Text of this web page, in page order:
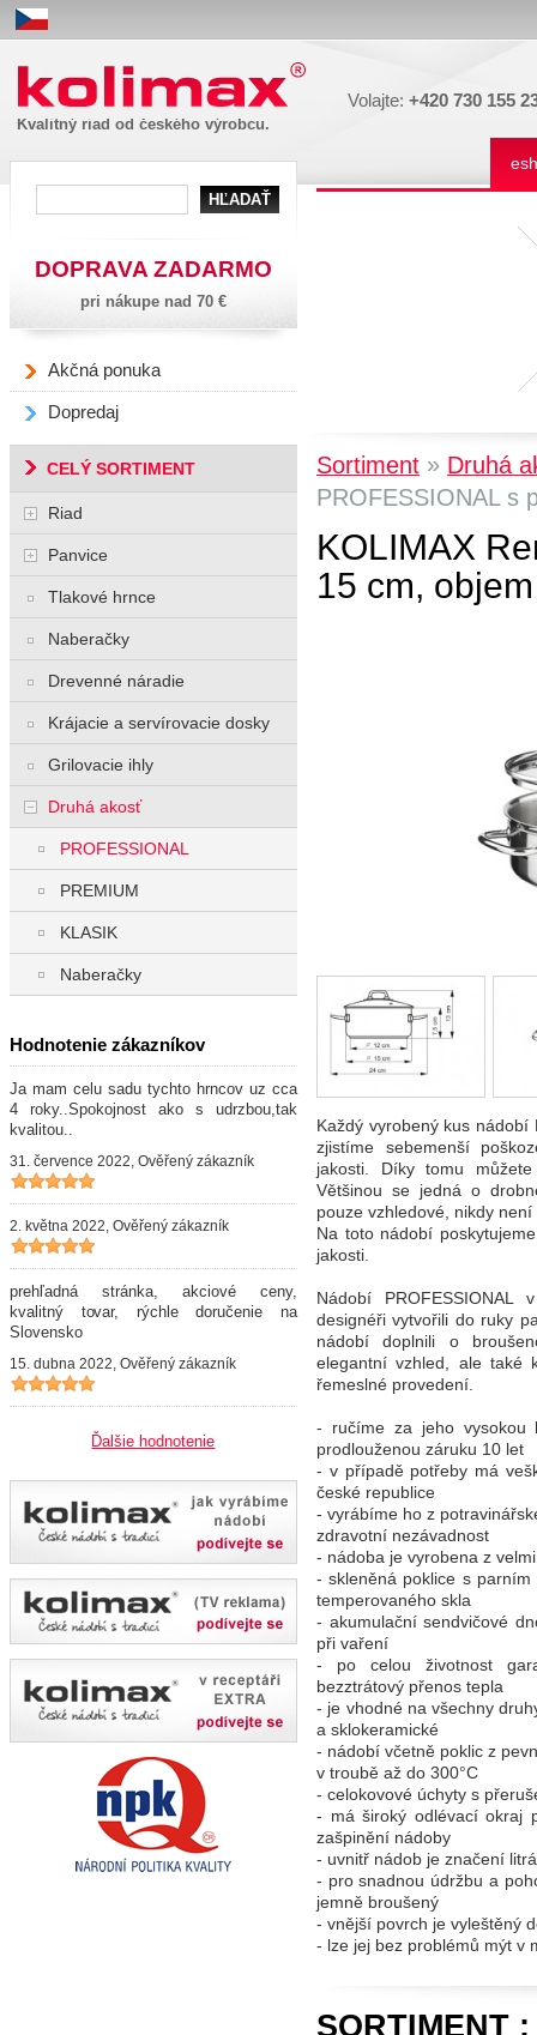
Kolimax
Sortiment » Druhá
PROFESSIONAL s
KOLIMAX
15 cm,
Každý vyrobený kus nádobí
zjistíme sebemenší
jakosti. Díky tomu
Většinou se jedná o
pouze vzhledové, nikdy
Na toto nádobí
jakosti.
Nádobí PROFESSIONAL
designéři vytvořili do ruky
nádobí doplnili o
elegantní vzhled, ale také
řemeslné provedení.
- ručíme za jeho vysokou
prodlouženou záruku 10 let
- v případě potřeby má
české republice
- vyrábíme ho z
zdravotní nezávadnost
- nádoba je vyrobena z
- skleněná poklice s
temperovaného skla
- akumulační sendvičové
při vaření
- po celou životnost
bezztrátový přenos tepla
- je vhodné na všechny
a sklokeramické
- nádobí včetně poklic z
v troubě až do 300°C
- celokovové úchyty s
- má široký odlévací okraj
zašpinění nádoby
- uvnitř nádob je značení
- pro snadnou údržbu a
jemně broušený
- vnější povrch je vyleštěný
- lze jej bez problémů mýt v
SORTIMENT
DOPRAVA ZADARMO
pri nákupe nad 70 €
Akčná ponuka
Dopredaj
CELÝ SORTIMENT
Riad
Panvice
Tlakové hrnce
Naberačky
Drevenné náradie
Krájacie a servírovacie dosky
Grilovacie ihly
Druhá akosť
PROFESSIONAL
PREMIUM
KLASIK
Naberačky
Hodnotenie zákazníkov
Ja mam celu sadu tychto hrncov uz cca
4 roky..Spokojnost ako s udrzbou,tak
kvalitou..
31. července 2022, Ověřený zákazník
2. května 2022, Ověřený zákazník
prehľadná stránka, akciové ceny,
kvalitný tovar, rýchle doručenie na
Slovensko
15. dubna 2022, Ověřený zákazník
Ďalšie hodnotenie
Kvalitný riad od českého výrobcu.
Volajte: +420 730 155